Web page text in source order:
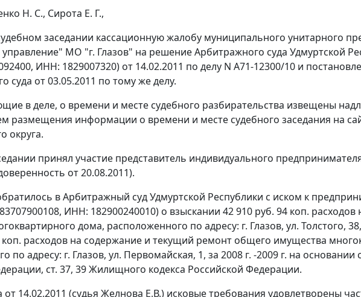
Н. С., Сирота Е. Г.,
заседании кассационную жалобу муниципального унитарного
МО "г. Глазов" на решение Арбитражного суда Удмуртской
ИНН: 1829007320) от 14.02.2011 по делу N А71-12300/10 и
суда от 03.05.2011 по тому же делу.
в деле, о времени и месте судебного разбирательства извещены
размещения информации о времени и месте судебного заседания на
округа.
принял участие представитель индивидуального
от 20.08.2011).
в Арбитражный суд Удмуртской Республики с иском к
ИНН: 182900240010) о взыскании 42 910 руб. 94 коп.
дома, расположенного по адресу: г. Глазов, ул. Толстого,
коп. расходов на содержание и текущий ремонт общего имущества
по адресу: г. Глазов, ул. Первомайская, 1, за 2008 г. -2009 г. на основании
ст. 37, 39Жилищного кодекса Российской Федерации.
14.02.2011 (судья Желнова Е.В.) исковые требования удовлетворены